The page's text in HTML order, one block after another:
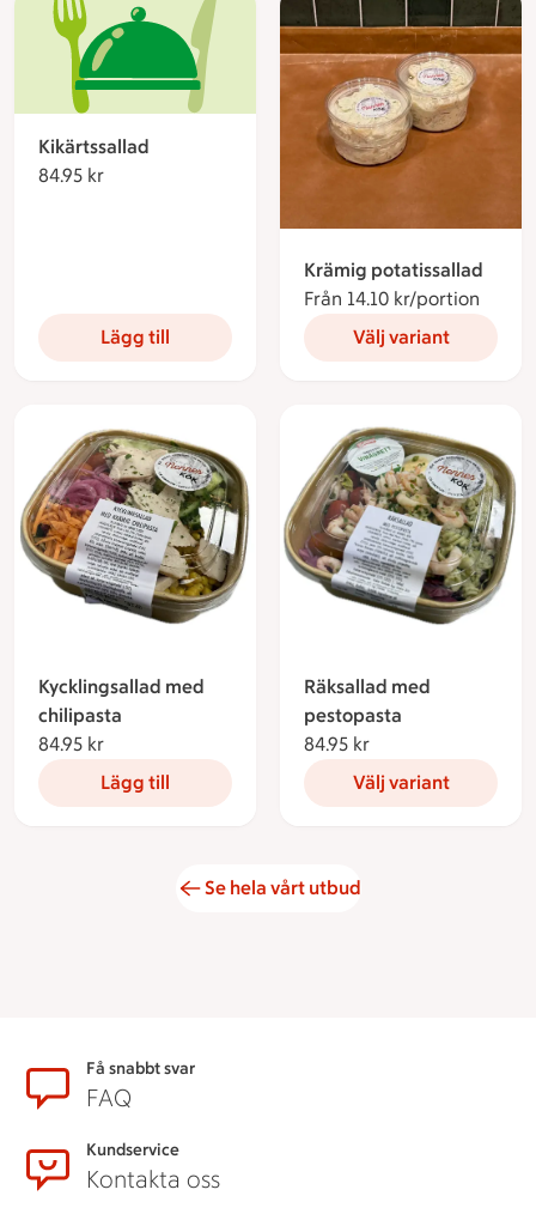
Kikärtssallad
84.95 kr
Lägg till
Krämig potatissallad
Från 14.10 kr/portion
Välj variant
Kycklingsallad med
chilipasta
84.95 kr
Lägg till
Räksallad med
pestopasta
84.95 kr
Välj variant
Se hela vårt utbud
SidfotFå snabbt svar
FAQ
Kundservice
Kontakta oss